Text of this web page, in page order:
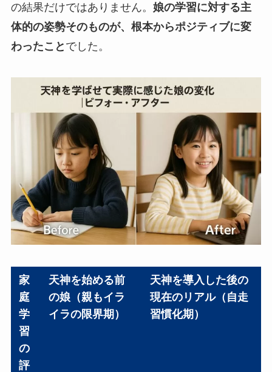
の結果だけではありません。 娘の学習に対する主
体的の姿勢そのものが、根本からポジティブに変
わったこと でした。
家
庭
学
習
の
評
天神を始める前
の娘（親もイラ
イラの限界期）
天神を導入した後の
現在のリアル（自走
習慣化期）